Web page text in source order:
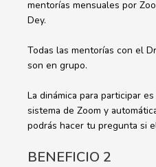
mentorías mensuales por
Dey.
Todas las mentorías con el
son en grupo.
La dinámica para participar
sistema de Zoom y
podrás hacer tu pregunta si
BENEFICIO 2